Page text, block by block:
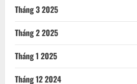
Tháng 3 2025
Tháng 2 2025
Tháng 1 2025
Tháng 12 2024